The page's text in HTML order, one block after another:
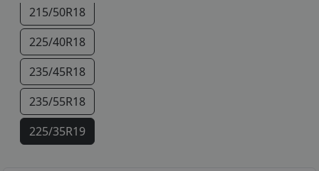
215/50R18
225/40R18
235/45R18
235/55R18
225/35R19